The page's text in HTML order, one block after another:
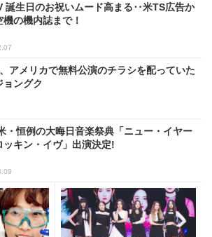
誕生日のお祝いムード高まる‥米TS広告か
機の機内誌まで！
アメリカで無料公演のチラシを配っていた
ョングク
・恒例の大晦日音楽祭典「ニュー・イヤー
ッキン・イヴ」出演決定!